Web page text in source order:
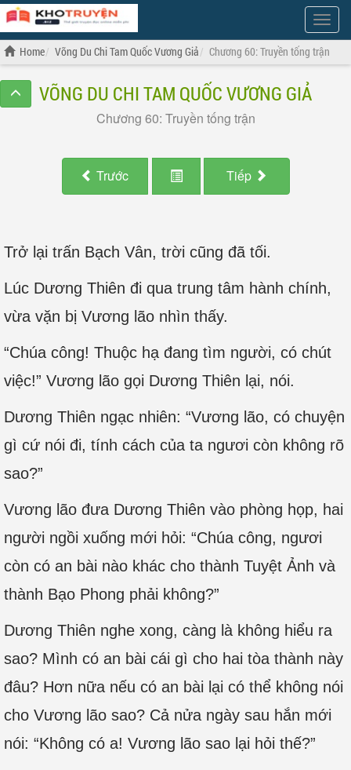
Show
Menu
Home Võng Du Chi Tam Quốc Vương Giả Chương 60: Truyền tống trận
VÕNG DU CHI TAM QUỐC VƯƠNG GIẢ
Chương 60: Truyền tống trận
Trước Tiếp
Trở lại trấn Bạch Vân, trời cũng đã tối.
Lúc Dương Thiên đi qua trung tâm hành chính,
vừa vặn bị Vương lão nhìn thấy.
“Chúa công! Thuộc hạ đang tìm người, có chút
việc!” Vương lão gọi Dương Thiên lại, nói.
Dương Thiên ngạc nhiên: “Vương lão, có chuyện
gì cứ nói đi, tính cách của ta ngươi còn không rõ
sao?”
Vương lão đưa Dương Thiên vào phòng họp, hai
người ngồi xuống mới hỏi: “Chúa công, ngươi
còn có an bài nào khác cho thành Tuyệt Ảnh và
thành Bạo Phong phải không?”
Dương Thiên nghe xong, càng là không hiểu ra
sao? Mình có an bài cái gì cho hai tòa thành này
đâu? Hơn nữa nếu có an bài lại có thể không nói
cho Vương lão sao? Cả nửa ngày sau hắn mới
nói: “Không có a! Vương lão sao lại hỏi thế?”